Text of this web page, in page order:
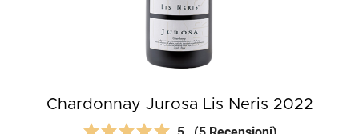
Chardonnay Jurosa Lis Neris 2022